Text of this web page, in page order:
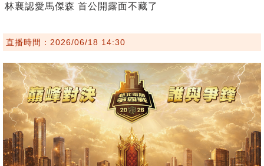
林襄認愛馬傑森 首公開露面不藏了
直播時間：2026/06/18 14:30